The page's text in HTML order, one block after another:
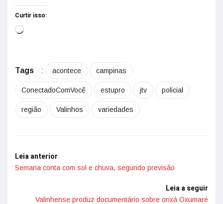
Curtir isso:
Tags : acontece campinas
ConectadoComVocê estupro jtv policial
região Valinhos variedades
Leia anterior
Semana conta com sol e chuva, segundo previsão
Leia a seguir
Valinhense produz documentário sobre orixá Oxumaré